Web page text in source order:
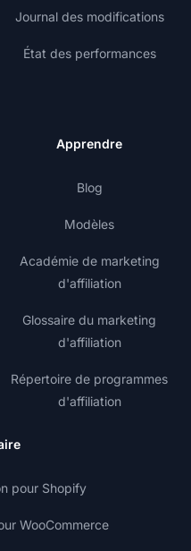
Journal des modifications
État des performances
Apprendre
Blog
Modèles
Académie de marketing
d'affiliation
Glossaire du marketing
d'affiliation
Répertoire de programmes
d'affiliation
pour Shopify
WooCommerce